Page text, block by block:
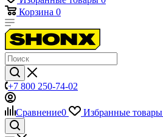
Корзина 0
+7 800 250-74-02
Сравнение0 Избранные товары